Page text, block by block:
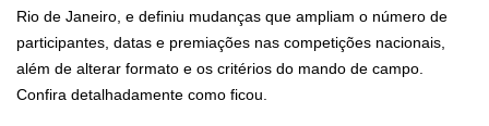
Rio de Janeiro, e definiu mudanças que ampliam o número de
participantes, datas e premiações nas competições nacionais,
além de alterar formato e os critérios do mando de campo.
Confira detalhadamente como ficou.